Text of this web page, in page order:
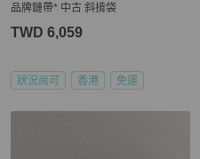
品牌鏈帶* 中古 斜揹袋
TWD 6,059
狀況尚可 香港 免運